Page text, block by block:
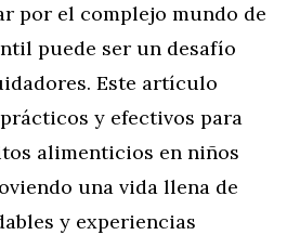
por el complejo mundo de
puede ser un desafío
Este artículo
y efectivos para
alimenticios en niños
una vida llena de
y experiencias